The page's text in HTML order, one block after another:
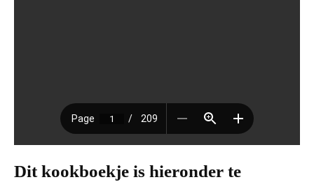
Dit kookboekje is hieronder te